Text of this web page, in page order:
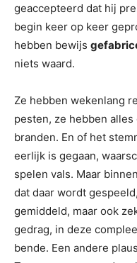
geaccepteerd dat hij
begin keer op keer
hebben bewijs
niets waard.
Ze hebben wekenlang
pesten, ze hebben
branden. En of het
eerlijk is gegaan,
spelen vals. Maar
dat daar wordt
gemiddeld, maar ook
gedrag, in deze
bende. Een andere